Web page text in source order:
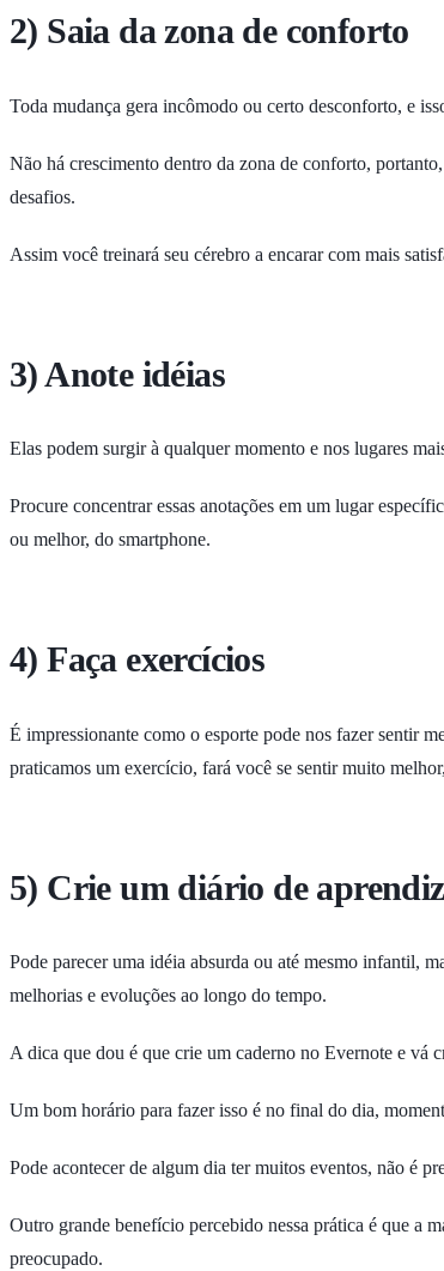
2) Saia da zona de conforto
Toda mudança gera incômodo ou certo desconforto, e
Não há crescimento dentro da zona de conforto,
desafios.
Assim você treinará seu cérebro a encarar com mais
3) Anote idéias
Elas podem surgir à qualquer momento e nos lugares
Procure concentrar essas anotações em um lugar
ou melhor, do smartphone.
4) Faça exercícios
É impressionante como o esporte pode nos fazer sentir
praticamos um exercício, fará você se sentir muito
5) Crie um diário de
Pode parecer uma idéia absurda ou até mesmo infantil,
melhorias e evoluções ao longo do tempo.
A dica que dou é que crie um caderno no Evernote e vá
Um bom horário para fazer isso é no final do dia,
Pode acontecer de algum dia ter muitos eventos, não é
Outro grande benefício percebido nessa prática é que a
preocupado.